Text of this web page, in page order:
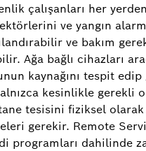
çalışanları her
ve yangın
ve bakım
Ağa bağlı cihazları
kaynağını tespit
kesinlikle gerekli
tesisini fiziksel
gerekir. Remote
programları dahilinde